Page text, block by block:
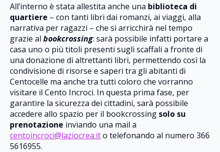
All’interno è stata allestita anche una biblioteca di
quartiere – con tanti libri dai romanzi, ai viaggi, alla
narrativa per ragazzi – che si arricchirà nel tempo
grazie al bookcrossing: sarà possibile infatti portare a
casa uno o più titoli presenti sugli scaffali a fronte di
una donazione di altrettanti libri, permettendo così la
condivisione di risorse e saperi tra gli abitanti di
Centocelle ma anche tra tutti coloro che vorranno
visitare il Cento Incroci. In questa prima fase, per
garantire la sicurezza dei cittadini, sarà possibile
accedere allo spazio per il bookcrossing solo su
prenotazione inviando una mail a
centoincroci@laziocrea.ito telefonando al numero 366
5616955.